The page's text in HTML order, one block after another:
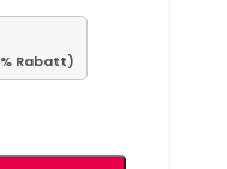
Rabatt)